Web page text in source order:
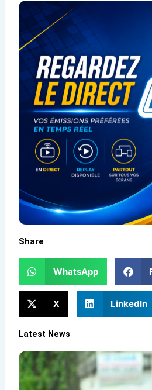
Share
WhatsApp
X LinkedIn
Latest News